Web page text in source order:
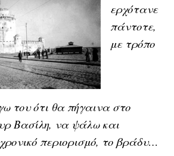
ερχότανε
πάντοτε,
με τρόπο
του ότι θα πήγαινα στο
Βασίλη, να ψάλω και
περιορισμό, το βράδυ…